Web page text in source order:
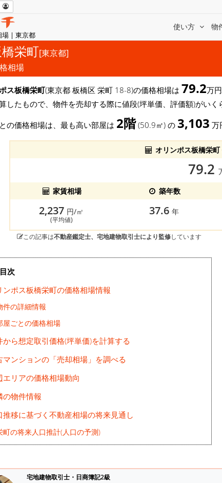
場 | 東京都
使い方 物
栄町[東京都]
相場
ス板橋栄町(東京都 板橋区 栄町 18-8)の価格相場は 79.2万
したもので、物件を売却する際に値段(坪単価、評価額)がいく
の価格相場は、最も高い部屋は 2階(50.9㎡) の 3,103 万
オリンポス板橋栄
79.2
家賃相場
築年数
2,237 円/㎡
(平均値)
37.6 年
この記事は不動産鑑定士、宅地建物取引士により監修しています
目次
ンポス板橋栄町の価格相場情報
件の詳細情報
屋ごとの価格相場
から想定取引価格(坪単価)を計算する
マンションの「売却相場」を調べる
エリアの価格相場動向
の物件情報
推移に基づく不動産相場の将来見通し
町の将来人口推計(人口の予測)
宅地建物取引士・日商簿記2級